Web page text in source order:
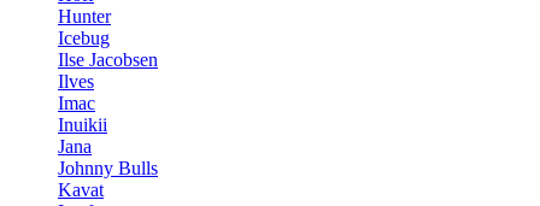
Hunter
Icebug
Ilse Jacobsen
Ilves
Imac
Inuikii
Jana
Johnny Bulls
Kavat